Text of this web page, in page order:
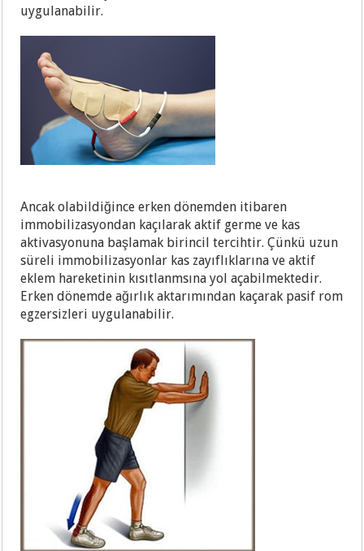
uygulanabilir.
Ancak olabildiğince erken dönemden itibaren
immobilizasyondan kaçılarak aktif germe ve kas
aktivasyonuna başlamak birincil tercihtir. Çünkü uzun
süreli immobilizasyonlar kas zayıflıklarına ve aktif
eklem hareketinin kısıtlanmsına yol açabilmektedir.
Erken dönemde ağırlık aktarımından kaçarak pasif rom
egzersizleri uygulanabilir.